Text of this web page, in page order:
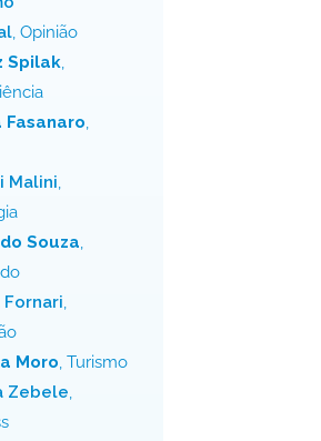
, Opinião
Spilak,
Fasanaro,
Malini,
Souza,
,
Moro, Turismo
Zebele,